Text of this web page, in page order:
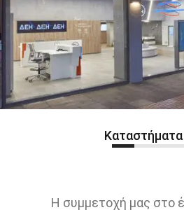
Η συμμετοχή μας στο